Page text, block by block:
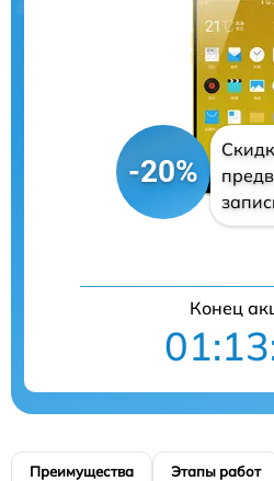
-20%
Конец
Преимущества Этапы работ